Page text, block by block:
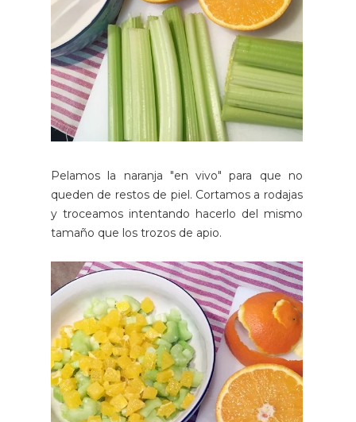
Pelamos la naranja "en vivo" para que no
queden de restos de piel. Cortamos a rodajas
y troceamos intentando hacerlo del mismo
tamaño que los trozos de apio.